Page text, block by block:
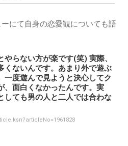
にて自身の恋愛観についても語
らない方が楽です(笑) 実際、
くないんです。あまり外で遊ぶ
一度遊んで見ようと決心してク
、面白くなかったんです。実
しても男の人と二人では合わな